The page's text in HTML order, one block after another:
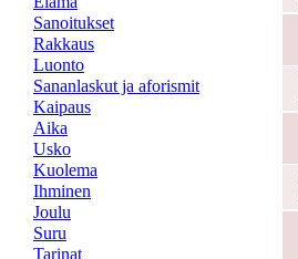
Sanoitukset
Rakkaus
Luonto
Sananlaskut ja aforismit
Kaipaus
Aika
Usko
Kuolema
Ihminen
Joulu
Suru
Tarinat